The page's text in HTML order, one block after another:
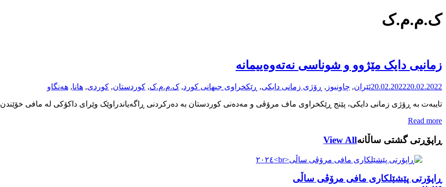
ک.م.م.ک
زمانیی دایک مێژوو و شوناسی نەتەوەییمانە
20.02.202220.02.2022 ئێران, چاونیوز , ڕۆژی زمانی دایکی, ڕێکخراوی جیهانی کورد,ک.م.م.ک, کوردستان, کوردی, هانا, هەنگاو
تایبەت بە ڕۆژی زمانی دایکی، پێنج ڕێکخراوی ماف مرۆڤی و مەدەنی کوردستان بە دەرکردنی ڕاگەیاندراوێک وێرای داکۆکی لە مافی خۆێندن
Read more
ڕاپۆڕتی گشتی ساڵانهView All
ڕاپۆرتی پێشێلکاری مافی مرۆڤی ساڵی